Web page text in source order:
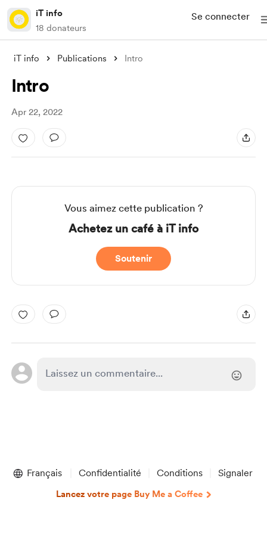
iT info
18 donateurs
Se connecter
iT info Publications Intro
Intro
Apr 22, 2022
Vous aimez cette publication ?
Achetez un café à iT info
Soutenir
Français Confidentialité Conditions Signaler
Lancez votre page Buy Me a Coffee